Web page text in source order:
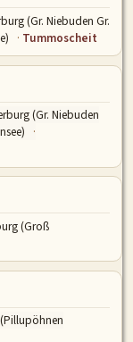
(Gr. Niebuden Gr.
Tummoscheit
(Gr. Niebuden
(Groß